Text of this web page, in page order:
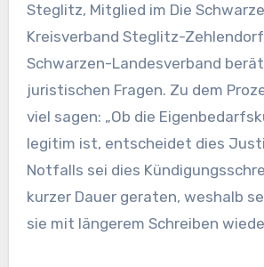
Steglitz, Mitglied im Die
Kreisverband Steglitz-
Schwarzen-Landesverband
juristischen Fragen. Zu dem
viel sagen: „Ob die
legitim ist, entscheidet dies
Notfalls sei dies
kurzer Dauer geraten, weshalb
sie mit längerem Schreiben